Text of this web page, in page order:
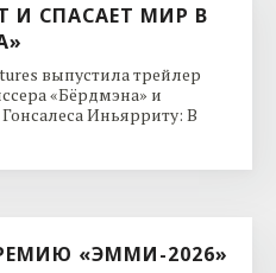
И СПАСАЕТ МИР В
выпустила трейлер
«Бёрдмэна» и
Иньярриту: В
«ЭММИ-2026»